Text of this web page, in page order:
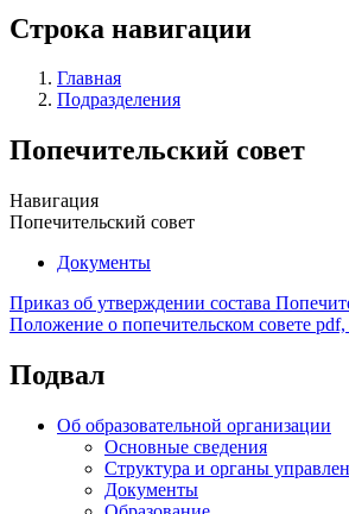
Строка навигации
Главная
Подразделения
Попечительский совет
Навигация
Попечительский совет
Документы
Приказ об утверждении состава
Положение о попечительском совете
Подвал
Об образовательной организации
Основные сведения
Структура и органы
Документы